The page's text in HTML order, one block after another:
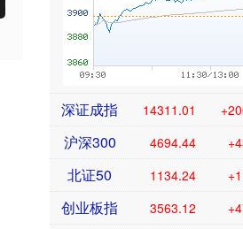
深证成指 14311.01
沪深300 4694.44
北证50 1134.24
创业板指 3563.12